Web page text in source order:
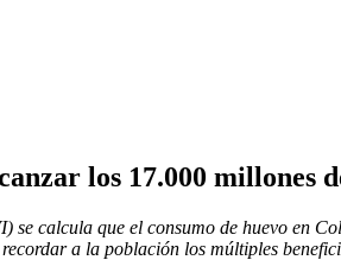
los 17.000 millones
calcula que el consumo de huevo en
a la población los múltiples